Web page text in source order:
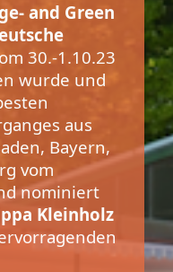
and Green
30.-1.10.23
wurde und
aus
Bayern,
vom
nominiert
Kleinholz